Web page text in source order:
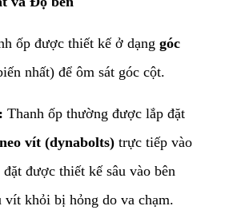
ốp được thiết kế ở dạng góc
nhất) để ôm sát góc cột.
Thanh ốp thường được lắp đặt
neo vít (dynabolts) trực tiếp vào
được thiết kế sâu vào bên
vít khỏi bị hỏng do va chạm.